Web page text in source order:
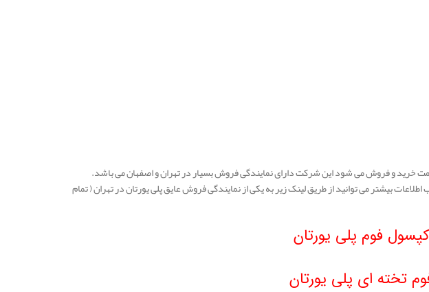
خرید و فروش می شود این شرکت دارای نمایندگی فروش بسیار در تهران و اصفهان می باشد.
اطلاعات بیشتر می توانید از طریق لینک زیر به یکی از نمایندگی فروش عایق پلی یورتان در تهران ( تمام
کپسول فوم پلی یورتان
تخته ای پلی یورتان